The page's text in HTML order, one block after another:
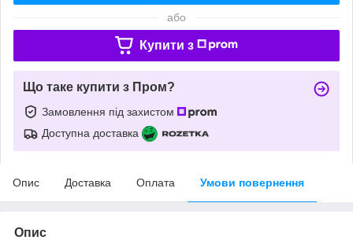
або
Купити з
Що таке купити з Пром?
Замовлення під захистом
Доступна доставка
Опис Доставка Оплата Умови повернення
Опис